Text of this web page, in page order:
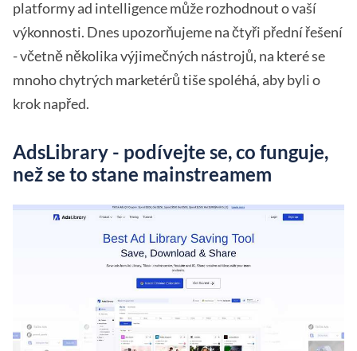
platformy ad intelligence může rozhodnout o vaší
výkonnosti. Dnes upozorňujeme na čtyři přední řešení
- včetně několika výjimečných nástrojů, na které se
mnoho chytrých marketérů tiše spoléhá, aby byli o
krok napřed.
AdsLibrary - podívejte se, co funguje,
než se to stane mainstreamem